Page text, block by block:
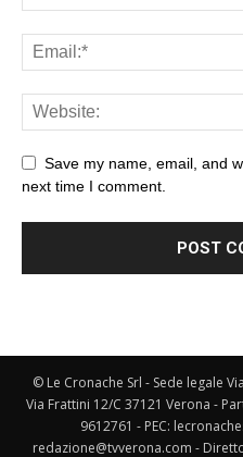
Save my name, email, and
next time I comment.
© Le Cronache Srl - Sede legale
Via Frattini 12/C 37121 Verona -
9612761 - PEC:
redazione@tvverona.com -